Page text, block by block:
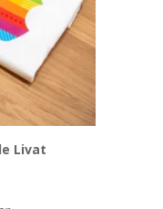
Livat